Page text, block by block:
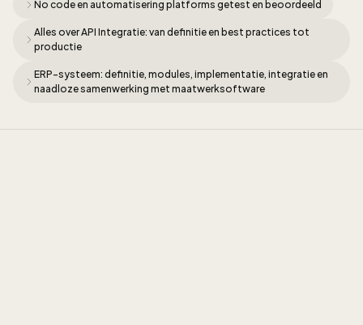
No code en automatisering platforms getest en beoordeeld
Alles over API Integratie: van definitie en best practices tot
productie
ERP-systeem: definitie, modules, implementatie, integratie en
naadloze samenwerking met maatwerksoftware